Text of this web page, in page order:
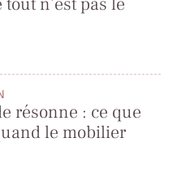
résonne : ce que
le mobilier